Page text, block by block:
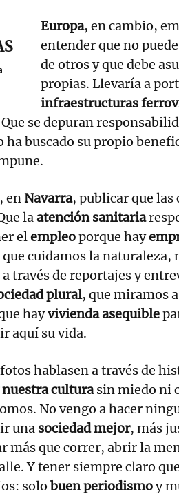
Europa, en cambio,
entender que no
de otros y que debe
propias. Llevaría a
infraestructuras
se depuran
ha buscado su propio
en Navarra, publicar que las
laatención sanitaria
elempleoporque hay
que cuidamos la naturaleza,
través de reportajes y
plural, que miramos
hayvivienda asequible
aquí su vida.
hablasen a través de
nuestra culturasin miedo ni
No vengo a hacer
una sociedad mejor, más
más que correr, abrir la
Y tener siempre claro
solo buen periodismoy